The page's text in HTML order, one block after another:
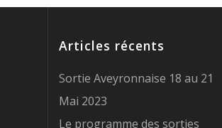
Articles récents
Sortie Aveyronnaise 18 au 21
Mai 2023
Le programme des sorties